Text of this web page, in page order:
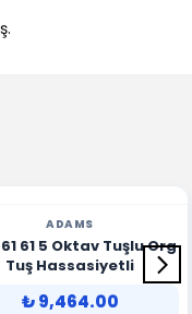
ADAMS
61 5 Oktav Tuşlu Org
Tuş Hassasiyetli
₺ 9,464.00